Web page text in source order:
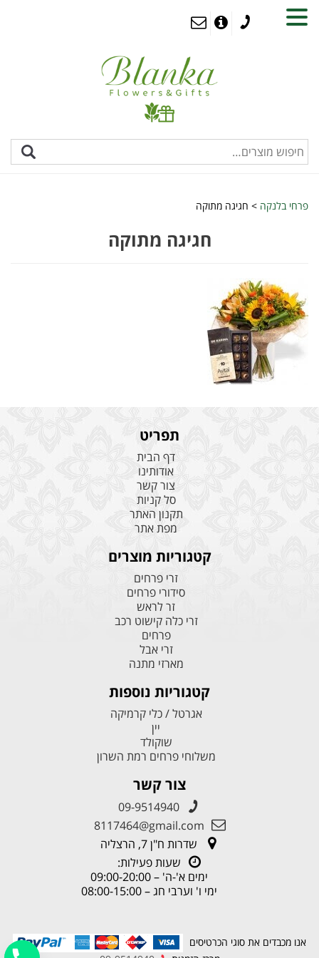
פרחי בלנקה > חגיגה מתוקה
חגיגה מתוקה
תפריט
דף הבית
אודותינו
צור קשר
סל קניות
תקנון האתר
מפת אתר
קטגוריות מוצרים
זרי פרחים
סידורי פרחים
זר לראש
זרי כלה קישוט רכב
פרחים
זרי אבל
מארזי מתנה
קטגוריות נוספות
אגרטל / כלי קרמיקה
יין
שוקולד
משלוחי פרחים רמת השרון
צור קשר
09-9514940
8117464@gmail.com
שדרות ח"ן 7, הרצליה
שעות פעילות:
ימים א'-ה' – 09:00-20:00
ימי ו' וערבי חג – 08:00-15:00
אנו מכבדים את סוגי הכרטיסים